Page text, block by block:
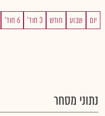
יום שבוע חודש 3 חוד' 6 חוד'
נתוני מסחר